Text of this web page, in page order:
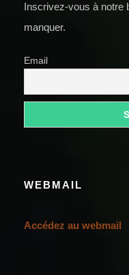
Inscrivez-vous à notre
manquer.
Email
WEBMAIL
Accédez au webmail